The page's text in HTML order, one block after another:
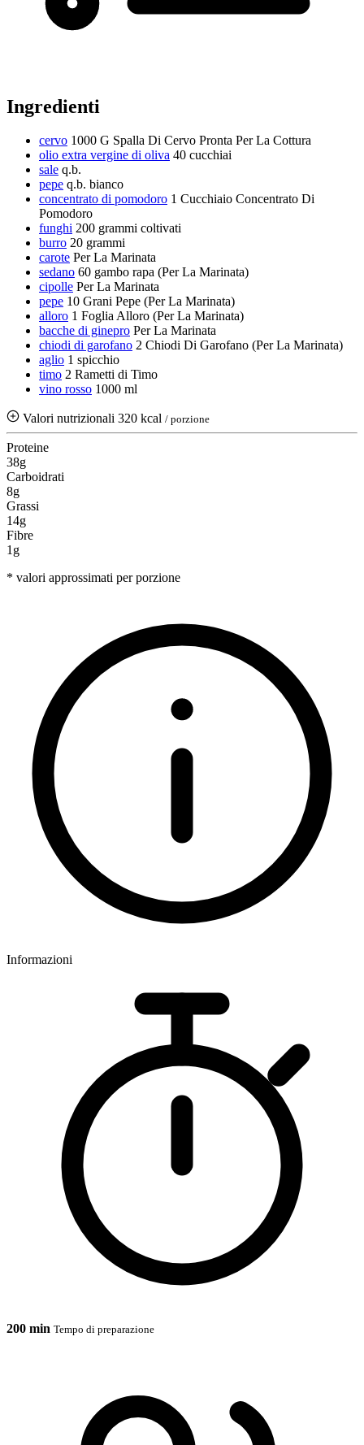
Ingredienti
cervo 1000 G Spalla Di Cervo Pronta Per La Cottura
olio extra vergine di oliva 40 cucchiai
sale q.b.
pepe q.b. bianco
concentrato di pomodoro 1 Cucchiaio Concentrato Di
Pomodoro
funghi 200 grammi coltivati
burro 20 grammi
carote Per La Marinata
sedano 60 gambo rapa (Per La Marinata)
cipolle Per La Marinata
pepe 10 Grani Pepe (Per La Marinata)
alloro 1 Foglia Alloro (Per La Marinata)
bacche di ginepro Per La Marinata
chiodi di garofano 2 Chiodi Di Garofano (Per La Marinata)
aglio 1 spicchio
timo 2 Rametti di Timo
vino rosso 1000 ml
Valori nutrizionali 320 kcal / porzione
Proteine
38g
Carboidrati
8g
Grassi
14g
Fibre
1g
* valori approssimati per porzione
Informazioni
200 min Tempo di preparazione